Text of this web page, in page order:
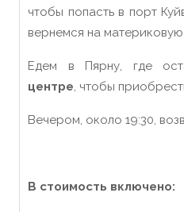
чтобы попасть в порт
вернемся на материковую
Eдем в Пярну, где
центре, чтобы
Вечером, около 19:30,
В стоимость включено: